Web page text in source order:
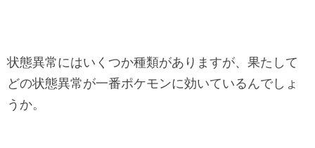
状態異常にはいくつか種類がありますが、果たして
どの状態異常が一番ポケモンに効いているんでしょ
うか。